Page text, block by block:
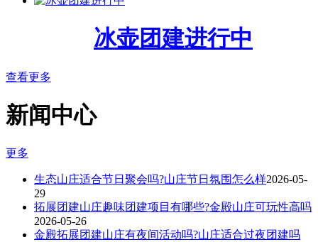
冰壶团建进行中
查看更多
新闻中心
更多
生态山庄适合节日聚会吗?山庄节日氛围怎么样2026-05-
29
拓展团建山庄趣味团建项目有哪些?金殿山庄可玩性高吗
2026-05-26
金殿拓展团建山庄有夜间活动吗?山庄适合过夜团建吗